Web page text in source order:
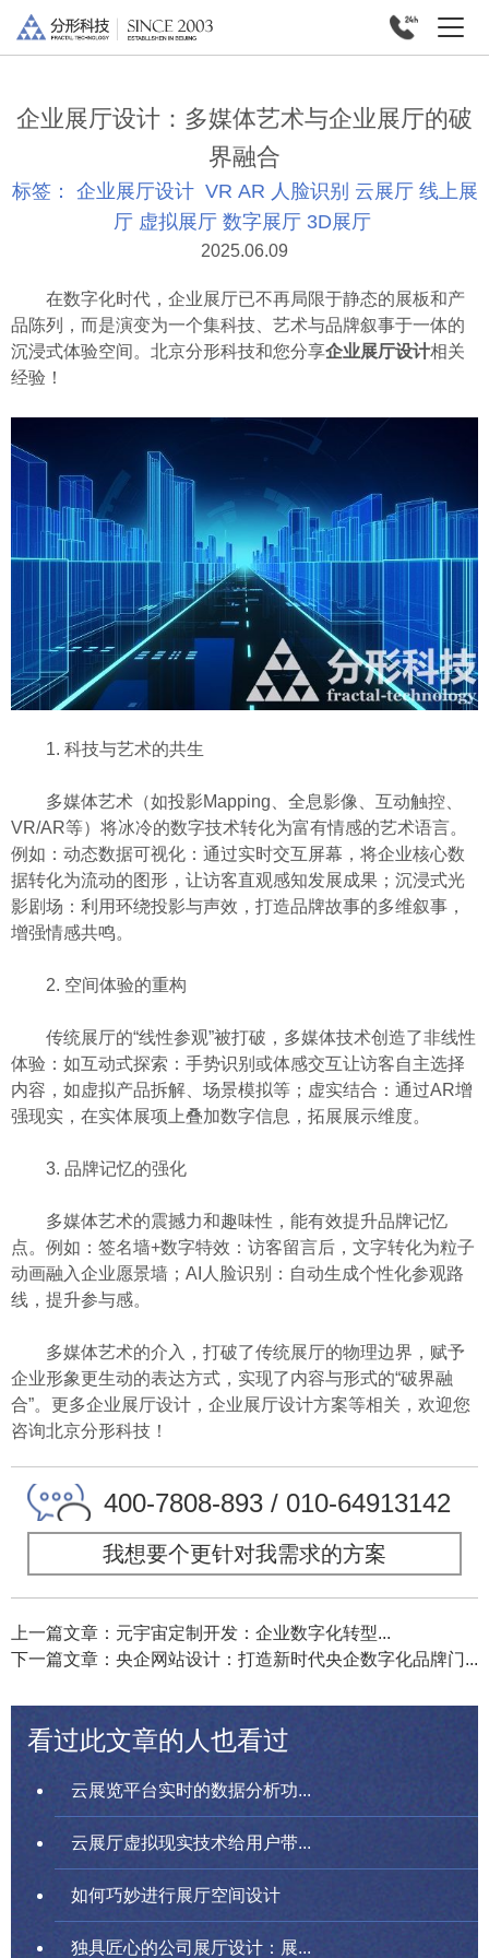
企业展厅设计：多媒体艺术与企业展厅的破
界融合
标签： 企业展厅设计 VR AR 人脸识别 云展厅 线上展
厅 虚拟展厅 数字展厅 3D展厅
2025.06.09
在数字化时代，企业展厅已不再局限于静态的展板和产
品陈列，而是演变为一个集科技、艺术与品牌叙事于一体的
沉浸式体验空间。北京分形科技和您分享企业展厅设计相关
经验！
1. 科技与艺术的共生
多媒体艺术（如投影Mapping、全息影像、互动触控、
VR/AR等）将冰冷的数字技术转化为富有情感的艺术语言。
例如：动态数据可视化：通过实时交互屏幕，将企业核心数
据转化为流动的图形，让访客直观感知发展成果；沉浸式光
影剧场：利用环绕投影与声效，打造品牌故事的多维叙事，
增强情感共鸣。
2. 空间体验的重构
传统展厅的“线性参观”被打破，多媒体技术创造了非线性
体验：如互动式探索：手势识别或体感交互让访客自主选择
内容，如虚拟产品拆解、场景模拟等；虚实结合：通过AR增
强现实，在实体展项上叠加数字信息，拓展展示维度。
3. 品牌记忆的强化
多媒体艺术的震撼力和趣味性，能有效提升品牌记忆
点。例如：签名墙+数字特效：访客留言后，文字转化为粒子
动画融入企业愿景墙；AI人脸识别：自动生成个性化参观路
线，提升参与感。
多媒体艺术的介入，打破了传统展厅的物理边界，赋予
企业形象更生动的表达方式，实现了内容与形式的“破界融
合”。更多企业展厅设计，企业展厅设计方案等相关，欢迎您
咨询北京分形科技！
400-7808-893 / 010-64913142
我想要个更针对我需求的方案
上一篇文章：元宇宙定制开发：企业数字化转型...
下一篇文章：央企网站设计：打造新时代央企数字化品牌门...
看过此文章的人也看过
云展览平台实时的数据分析功...
云展厅虚拟现实技术给用户带...
如何巧妙进行展厅空间设计
独具匠心的公司展厅设计：展...